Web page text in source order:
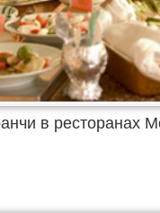
в ресторанах